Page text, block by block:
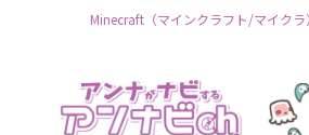
Minecraft（マインクラフト/マイク